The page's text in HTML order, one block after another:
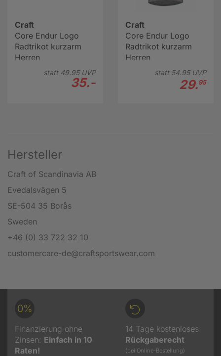
Craft
Core Endur Logo
Radtrikot kurzarm
Herren
statt 49.95UVP
35.-
Craft
Core Endur Logo
Radtrikot kurzarm
Herren
statt 54.95UVP
29.95
Hersteller
Craft of Scandinavia AB
Evedalsvägen 5
SE-504 35 Borås
Sweden
+46 (0) 33 722 32 10
customercare-de@craftsportswear.com
0%
Finanzierung ohne
Zinsen: Einfach in 10
Raten!
14 Tage kostenloses
Rückgaberecht
(bei Online-Bestellung)